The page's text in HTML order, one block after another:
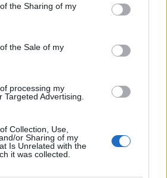
or usage behaviour. You may click to
to Google and its third-party tags to
specified purposes in below Google
the Sharing of my
the Sale of my
processing my
Targeted Advertising.
Collection, Use,
or Sharing of my
Is Unrelated with the
it was collected.